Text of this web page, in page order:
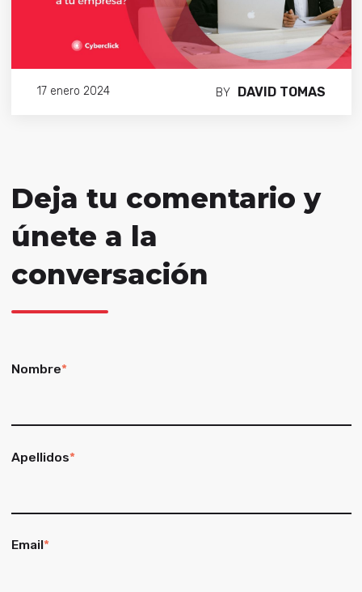
17 enero 2024 BY DAVID TOMAS
Deja tu comentario y
únete a la
conversación
Nombre*
Apellidos*
Email*